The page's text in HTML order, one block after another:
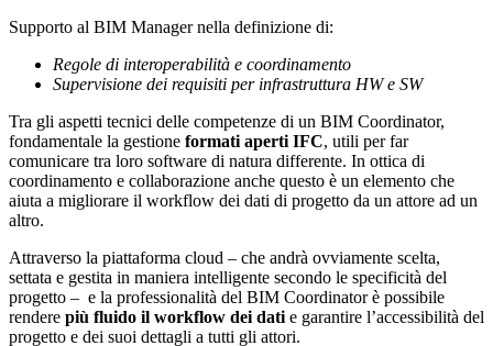
Supporto al BIM Manager nella definizione di:
Regole di interoperabilità e coordinamento
Supervisione dei requisiti per infrastruttura HW e SW
Tra gli aspetti tecnici delle competenze di un BIM Coordinator,
fondamentale la gestione formati aperti IFC, utili per far
comunicare tra loro software di natura differente. In ottica di
coordinamento e collaborazione anche questo è un elemento che
aiuta a migliorare il workflow dei dati di progetto da un attore ad un
altro.
Attraverso la piattaforma cloud – che andrà ovviamente scelta,
settata e gestita in maniera intelligente secondo le specificità del
progetto – e la professionalità del BIM Coordinator è possibile
rendere più fluido il workflow dei dati e garantire l’accessibilità del
progetto e dei suoi dettagli a tutti gli attori.